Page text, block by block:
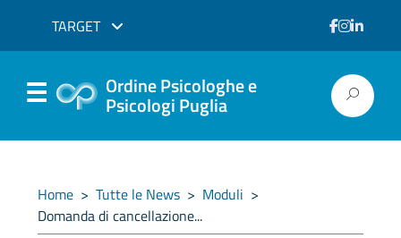
TARGET
Ordine Psicologhe e
Psicologi Puglia
Home > Tutte le News > Moduli >
Domanda di cancellazione...